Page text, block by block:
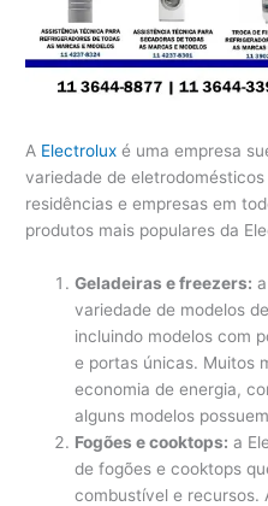
A Electrolux é uma empresa
variedade de
residências e empresas em
produtos mais populares da
Geladeiras e freezers:
variedade de modelos
incluindo modelos com
e portas únicas. Muitos
economia de energia,
alguns modelos
Fogões e cooktops: a
de fogões e cooktops
combustível e recursos.